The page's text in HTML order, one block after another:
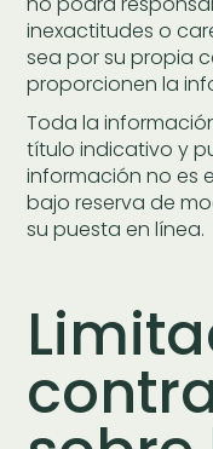
inexactitudes o
sea por su propia
proporcionen la
Toda la
título indicativo y
información no es
bajo reserva de
su puesta en línea.